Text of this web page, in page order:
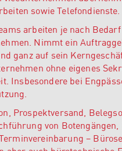
sowie Telefondienste.
arbeiten je nach
Nimmt ein
ganz auf sein
ohne eigenes
Insbesondere bei
Prospektversand,
von
–